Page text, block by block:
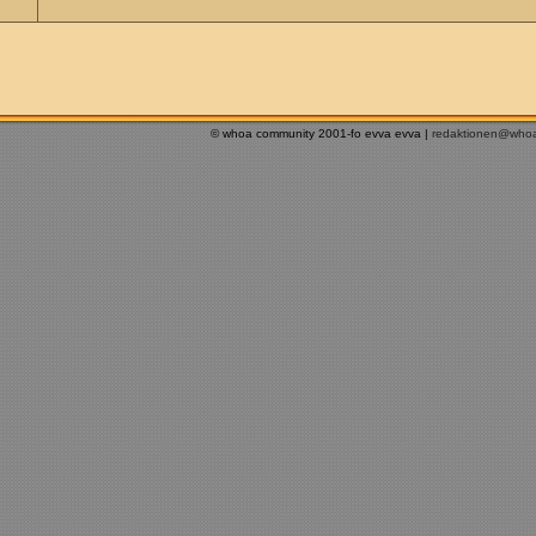
© whoa community 2001-fo evva evva |